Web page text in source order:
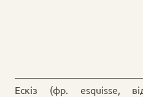
Ескіз (фр. esquisse,